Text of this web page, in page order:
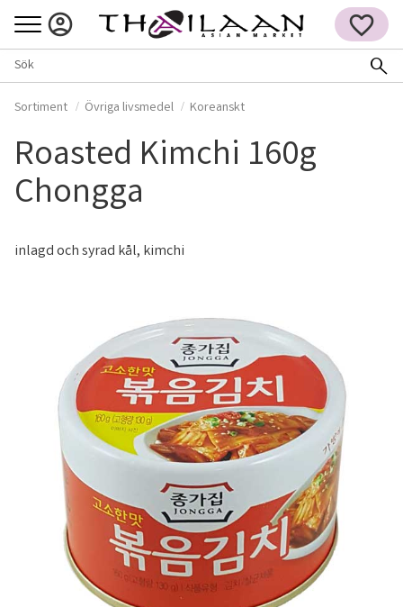
FAVORITER
Sortiment Övriga livsmedel Koreanskt
Roasted Kimchi 160g
Chongga
inlagd och syrad kål, kimchi